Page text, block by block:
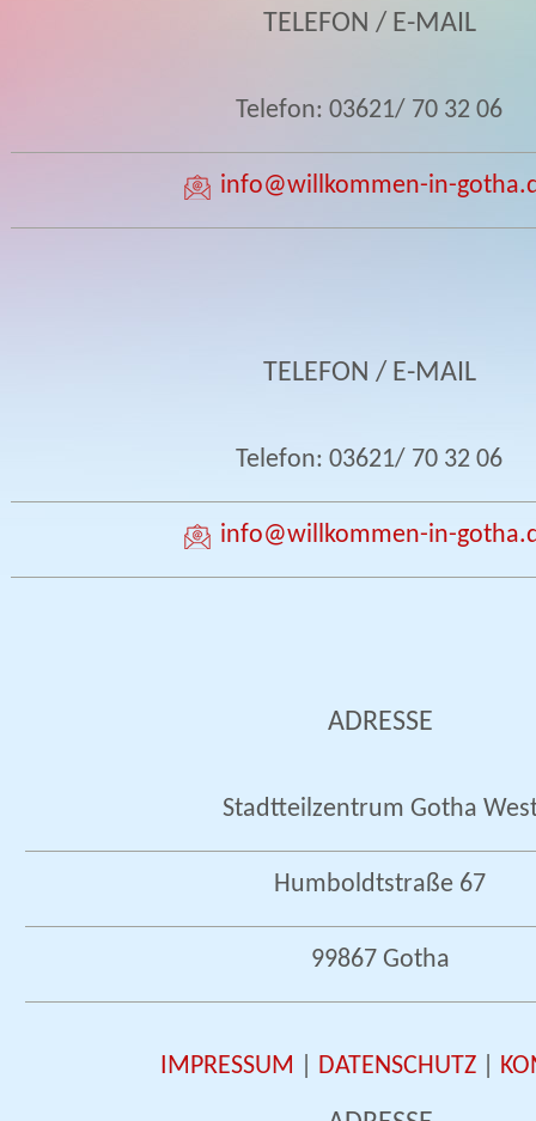
TELEFON / E-MAIL
Telefon: 03621/ 70 32 06
info@willkommen-in-
TELEFON / E-MAIL
Telefon: 03621/ 70 32 06
info@willkommen-in-
ADRESSE
Stadtteilzentrum Gotha
Humboldtstraße 67
99867 Gotha
IMPRESSUM DATENSCHUTZ